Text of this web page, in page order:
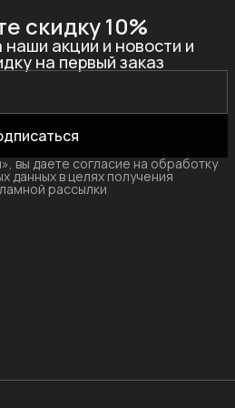
скидку 10%
акции и новости и
на первый заказ
вы даете согласие на обработку
данных в целях получения
рассылки